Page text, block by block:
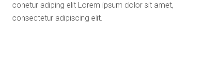
conetur adiping elit Lorem ipsum dolor sit amet,
consectetur adipiscing elit.